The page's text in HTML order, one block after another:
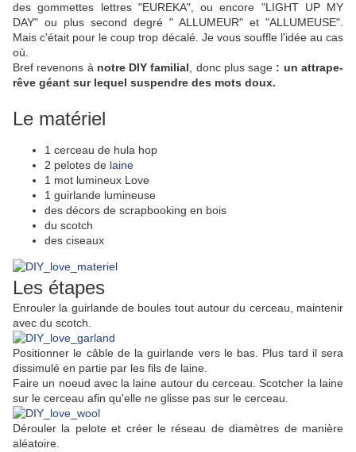
des gommettes lettres "EUREKA", ou encore "LIGHT UP MY
DAY" ou plus second degré " ALLUMEUR" et "ALLUMEUSE".
Mais c'était pour le coup trop décalé. Je vous souffle l'idée au cas
où.
Bref revenons à notre DIY familial , donc plus sage : un attrape-
rêve géant sur lequel suspendre des mots doux.
Le matériel
1 cerceau de hula hop
2 pelotes de laine
1 mot lumineux Love
1 guirlande lumineuse
des décors de scrapbooking en bois
du scotch
des ciseaux
Les étapes
Enrouler la guirlande de boules tout autour du cerceau, maintenir
avec du scotch.
Positionner le câble de la guirlande vers le bas. Plus tard il sera
dissimulé en partie par les fils de laine.
Faire un noeud avec la laine autour du cerceau. Scotcher la laine
sur le cerceau afin qu'elle ne glisse pas sur le cerceau.
Dérouler la pelote et créer le réseau de diamètres de manière
aléatoire.